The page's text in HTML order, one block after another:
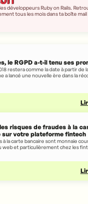
le RGPD a-t-il tenu ses
restera comme la date à partir de
a lancé une nouvelle ère dans la
collectent toujours plus
l’UE s’est dotée d’un arsenal
risques de fraudes à la
sur votre plateforme fintech
à la carte bancaire sont monnaie
web et particulièrement chez les
développeurs Ruby on Rails.
tous les mois dans ta boîte mail